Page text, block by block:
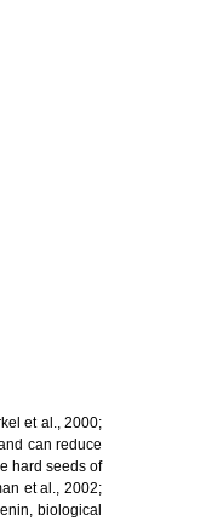
et al., 2000;
can reduce
hard seeds of
et al., 2002;
biological